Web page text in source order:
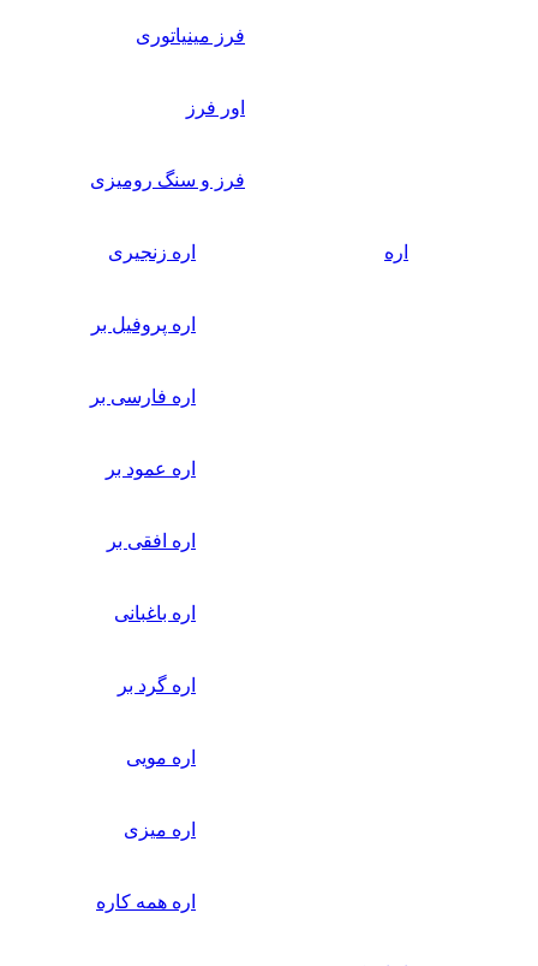
فرز مینیاتوری
اور فرز
فرز و سنگ رومیزی
اره اره زنجیری
اره پروفیل بر
اره فارسی بر
اره عمود بر
اره افقی بر
اره باغبانی
اره گرد بر
اره مویی
اره میزی
اره همه کاره